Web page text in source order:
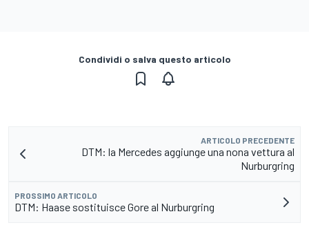
Condividi o salva questo articolo
ARTICOLO PRECEDENTE
DTM: la Mercedes aggiunge una nona vettura al
Nurburgring
PROSSIMO ARTICOLO
DTM: Haase sostituisce Gore al Nurburgring